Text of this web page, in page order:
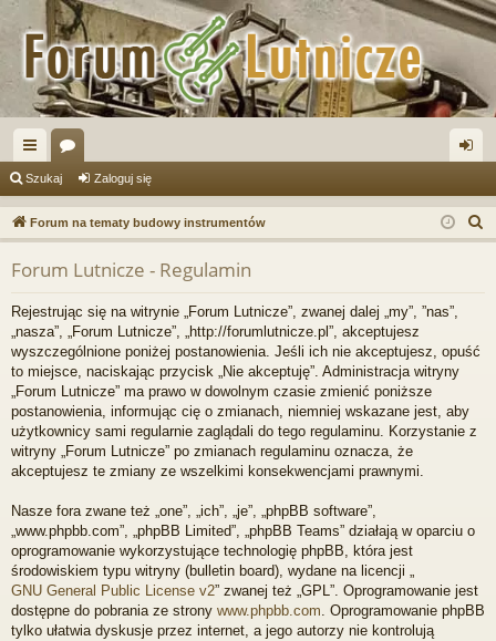
ię
ce
j
…
or
a og
uj
Szukaj Zaloguj się
Forum na tematy budowy instrumentów
z
Forum Lutnicze - Regulamin
Rejestrując się na witrynie „Forum Lutnicze”, zwanej dalej „my”, ”nas”,
„nasza”, „Forum Lutnicze”, „http://forumlutnicze.pl”, akceptujesz
wyszczególnione poniżej postanowienia. Jeśli ich nie akceptujesz, opuść
to miejsce, naciskając przycisk „Nie akceptuję”. Administracja witryny
„Forum Lutnicze” ma prawo w dowolnym czasie zmienić poniższe
postanowienia, informując cię o zmianach, niemniej wskazane jest, aby
użytkownicy sami regularnie zaglądali do tego regulaminu. Korzystanie z
witryny „Forum Lutnicze” po zmianach regulaminu oznacza, że
akceptujesz te zmiany ze wszelkimi konsekwencjami prawnymi.
Nasze fora zwane też „one”, „ich”, „je”, „phpBB software”,
„www.phpbb.com”, „phpBB Limited”, „phpBB Teams” działają w oparciu o
oprogramowanie wykorzystujące technologię phpBB, która jest
środowiskiem typu witryny (bulletin board), wydane na licencji „
GNU General Public License v2” zwanej też „GPL”. Oprogramowanie jest
dostępne do pobrania ze strony www.phpbb.com. Oprogramowanie phpBB
tylko ułatwia dyskusje przez internet, a jego autorzy nie kontrolują